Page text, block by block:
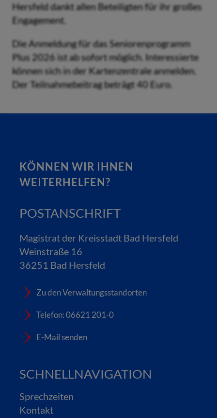
Hersfeld dankt allen Beteiligten für ihr großes
Engagement.
Die Anmeldung für das Seniorenprogramm
Plus 2026 ist ab sofort möglich. Interessierte
können sich in der Kartenzentrale anmelden.
Der Teilnahmebeitrag beträgt 40 Euro.
KÖNNEN WIR IHNEN
WEITERHELFEN?
POSTANSCHRIFT
Magistrat der Kreisstadt Bad Hersfeld
Weinstraße 16
36251 Bad Hersfeld
Zu den Verwaltungsstandorten
Telefon: 06621 201-0
E-Mail senden
SCHNELLNAVIGATION
Sprechzeiten
Kontakt